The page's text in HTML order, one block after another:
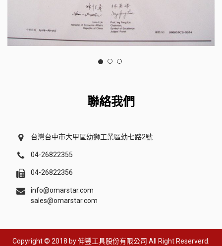
聯絡我們
台灣台中市大甲區幼獅工業區幼七路2號
04-26822355
04-26822356
info@omarstar.com
sales@omarstar.com
Copyright © 2018 by伸豐工具股份有限公司 All Right Reserverd.